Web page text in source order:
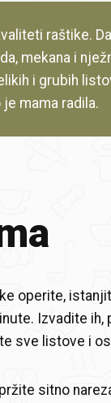
raštike.
mekana i
i grubih
mama radila.
operite,
Izvadite ih,
sve listove i
sitno